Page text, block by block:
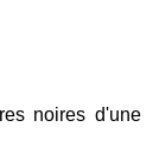
noires d'une